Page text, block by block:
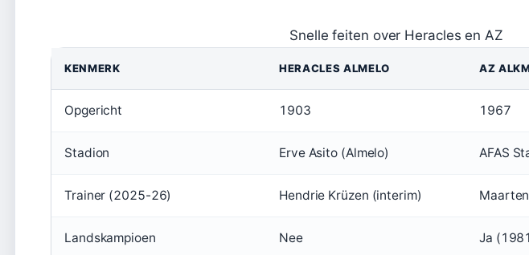
Snelle feiten over Heracles en AZ
KENMERK HERACLES ALMELO AZ
Opgericht 1903 1967
Stadion Erve Asito (Almelo) AFAS
Trainer (2025-26) Hendrie Krüzen (interim)
Landskampioen Nee Ja